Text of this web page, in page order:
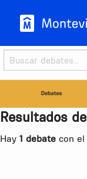
Buscador
Buscar
Resultados
Hay 1 debate con